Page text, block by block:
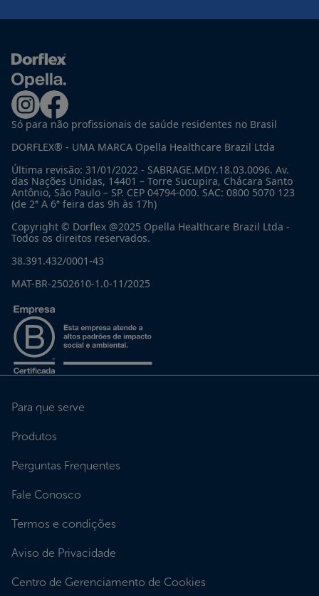
Só para não profissionais de saúde residentes no Brasil
DORFLEX® - UMA MARCA Opella Healthcare Brazil Ltda
Última revisão: 31/01/2022 - SABRAGE.MDY.18.03.0096. Av.
das Nações Unidas, 14401 – Torre Sucupira, Chácara Santo
Antônio, São Paulo – SP. CEP 04794-000. SAC: 0800 5070 123
(de 2ª A 6ª feira das 9h às 17h)
Copyright © Dorflex @2025 Opella Healthcare Brazil Ltda -
Todos os direitos reservados.
38.391.432/0001-43
MAT-BR-2502610-1.0-11/2025
Para que serve
Produtos
Perguntas Frequentes
Fale Conosco
Termos e condições
Aviso de Privacidade
Centro de Gerenciamento de Cookies